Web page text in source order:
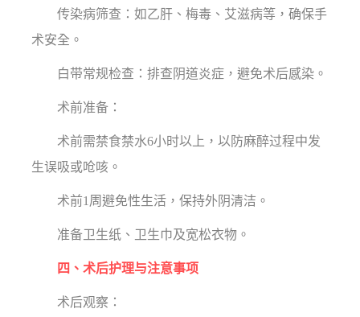
传染病筛查：如乙肝、梅毒、艾滋病等，确保手
术安全。
白带常规检查：排查阴道炎症，避免术后感染。
术前准备：
术前需禁食禁水6小时以上，以防麻醉过程中发
生误吸或呛咳。
术前1周避免性生活，保持外阴清洁。
准备卫生纸、卫生巾及宽松衣物。
四、术后护理与注意事项
术后观察：